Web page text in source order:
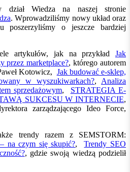
dział Wiedza na naszej stronie
. Wprowadziliśmy nowy układ oraz
poszerzyliśmy o jeszcze bardziej
artykułów, jak na przykład Jak
przez marketplace?, którego autorem
Kotowicz, Jak budować e-sklep,
w wyszukiwarkach?, Analiza
sprzedażowym, STRATEGIA E-
SUKCESU W INTERNECIE,
zarządzającego Ideo Force,
trendy razem z SEMSTORM:
na czym się skupić?,Trendy SEO
, gdzie swoją wiedzą podzielił